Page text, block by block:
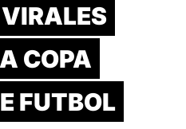
COPA
FUTBOL